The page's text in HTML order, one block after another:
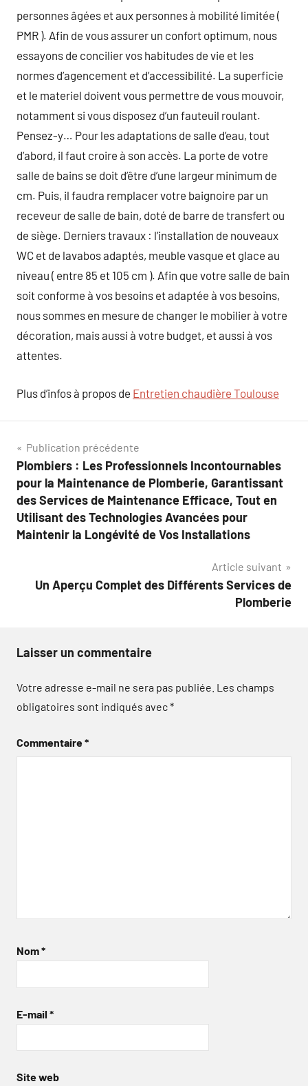
personnes âgées et aux personnes à mobilité limitée (
PMR ). Afin de vous assurer un confort optimum, nous
essayons de concilier vos habitudes de vie et les
normes d’agencement et d’accessibilité. La superficie
et le materiel doivent vous permettre de vous mouvoir,
notamment si vous disposez d’un fauteuil roulant.
Pensez-y… Pour les adaptations de salle d’eau, tout
d’abord, il faut croire à son accès. La porte de votre
salle de bains se doit d’être d’une largeur minimum de
cm. Puis, il faudra remplacer votre baignoire par un
receveur de salle de bain, doté de barre de transfert ou
de siège. Derniers travaux : l’installation de nouveaux
WC et de lavabos adaptés, meuble vasque et glace au
niveau ( entre 85 et 105 cm ). Afin que votre salle de bain
soit conforme à vos besoins et adaptée à vos besoins,
nous sommes en mesure de changer le mobilier à votre
décoration, mais aussi à votre budget, et aussi à vos
attentes.
Plus d’infos à propos de Entretien chaudière Toulouse
Navigation
de
l’article
Publication précédente
Plombiers : Les Professionnels Incontournables
pour la Maintenance de Plomberie, Garantissant
des Services de Maintenance Efficace, Tout en
Utilisant des Technologies Avancées pour
Maintenir la Longévité de Vos Installations
Article suivant
Un Aperçu Complet des Différents Services de
Plomberie
Laisser un commentaire
Votre adresse e-mail ne sera pas publiée. Les champs
obligatoires sont indiqués avec*
Commentaire*
Nom*
E-mail *
Site web